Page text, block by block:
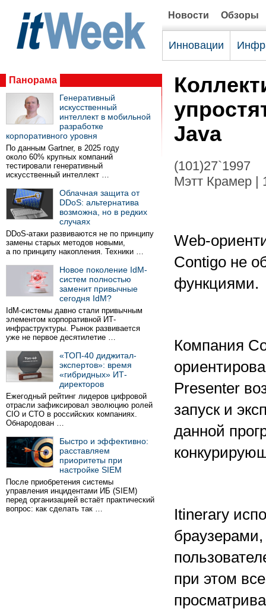
Новости Обзоры
Инновации
Панорама
Генеративный
искусственный
интеллект в мобильной
разработке
корпоративного уровня
По данным Gartner, в 2025 году
около 60% крупных компаний
тестировали генеративный
искусственный интеллект …
Облачная защита от
DDoS: альтернатива
возможна, но в редких
случаях
DDoS-атаки развиваются не по принципу
замены старых методов новыми,
а по принципу накопления. Техники …
Новое поколение IdM-
систем полностью
заменит привычные
сегодня IdM?
IdM-системы давно стали привычным
элементом корпоративной ИТ-
инфраструктуры. Рынок развивается
уже не первое десятилетие …
«ТОП-40 диджитал-
экспертов»: время
«гибридных» ИТ-
директоров
Ежегодный рейтинг лидеров цифровой
отрасли зафиксировал эволюцию ролей
CIO и CTO в российских компаниях.
Обнародован …
Быстро и эффективно:
расставляем
приоритеты при
настройке SIEM
После приобретения системы
управления инцидентами ИБ (SIEM)
перед организацией встаёт практический
вопрос: как сделать так …
Java
(101)27`1997
Мэтт Крамер |
Web-
Contigo не
функциями.
Компания
Presenter
запуск и
данной
Itinerary
браузерами,
при этом